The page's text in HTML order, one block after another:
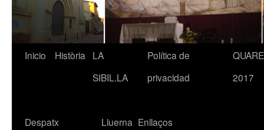
Inicio Història
LA
SIBIL.LA
Política de
privacidad
2017
Despatx
Lluerna Enllaços